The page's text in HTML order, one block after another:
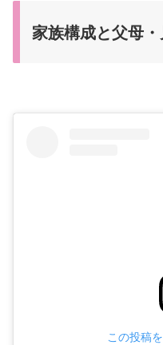
家族構成と父母
この投稿